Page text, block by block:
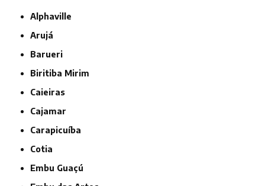
Alphaville
Arujá
Barueri
Biritiba Mirim
Caieiras
Cajamar
Carapicuíba
Cotia
Embu Guaçú